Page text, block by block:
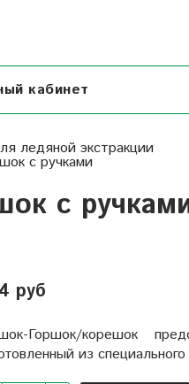
кабинет
ледяной экстракции
с ручками
с
руб
Горшок/корешок
из